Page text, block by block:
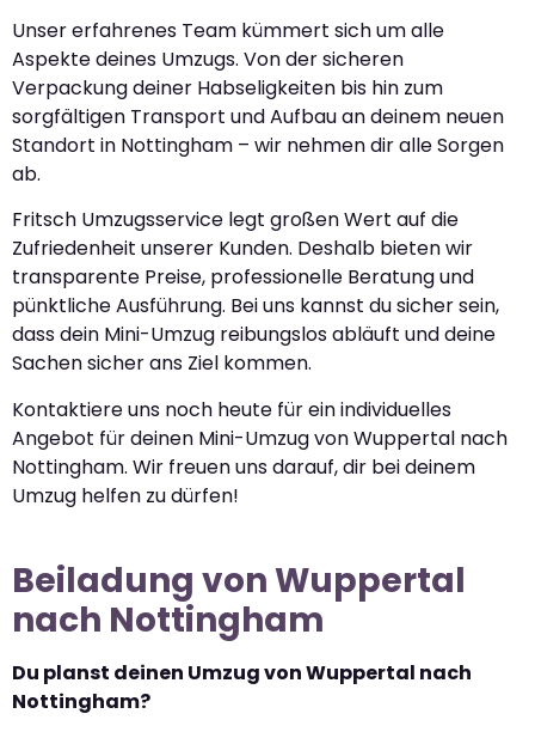
Unser erfahrenes Team kümmert sich um alle
Aspekte deines Umzugs. Von der sicheren
Verpackung deiner Habseligkeiten bis hin zum
sorgfältigen Transport und Aufbau an deinem neuen
Standort in Nottingham – wir nehmen dir alle Sorgen
ab.
Fritsch Umzugsservice legt großen Wert auf die
Zufriedenheit unserer Kunden. Deshalb bieten wir
transparente Preise, professionelle Beratung und
pünktliche Ausführung. Bei uns kannst du sicher sein,
dass dein Mini-Umzug reibungslos abläuft und deine
Sachen sicher ans Ziel kommen.
Kontaktiere uns noch heute für ein individuelles
Angebot für deinen Mini-Umzug von Wuppertal nach
Nottingham. Wir freuen uns darauf, dir bei deinem
Umzug helfen zu dürfen!
Beiladung von Wuppertal
nach Nottingham
Du planst deinen Umzug von Wuppertal nach
Nottingham?